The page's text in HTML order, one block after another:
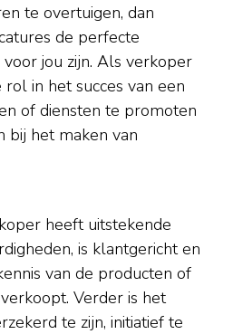
te overtuigen, dan
de perfecte
jou zijn. Als verkoper
in het succes van een
of diensten te promoten
bij het maken van
heeft uitstekende
is klantgericht en
van de producten of
Verder is het
te zijn, initiatief te